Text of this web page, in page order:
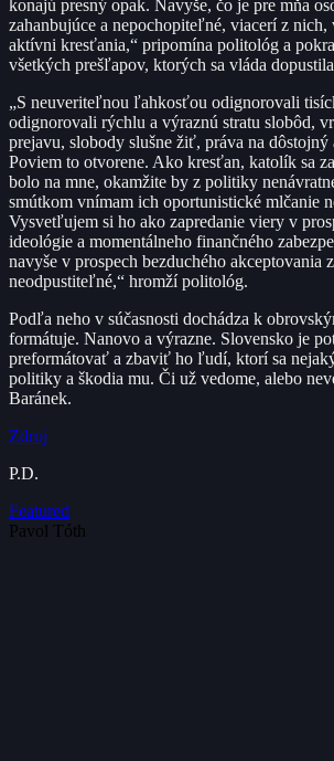
konajú presný opak. Navyše, čo je pre mňa
zahanbujúce a nepochopiteľné, viacerí z nich,
aktívni kresťania,“ pripomína politológ a
všetkých prešľapov, ktorých sa vláda
„S neuveriteľnou ľahkosťou odignorovali
odignorovali rýchlu a výraznú stratu slobôd,
prejavu, slobody slušne žiť, práva na
Poviem to otvorene. Ako kresťan, katolík sa
bolo na mne, okamžite by z politiky
smútkom vnímam ich oportunistické mlčanie
Vysvetľujem si ho ako zapredanie viery v
ideológie a momentálneho finančného
navyše v prospech bezduchého akceptovania
neodpustiteľné,“ hromží politológ.
Podľa neho v súčasnosti dochádza k
formátuje. Nanovo a výrazne. Slovensko je
preformátovať a zbaviť ho ľudí, ktorí sa
politiky a škodia mu. Či už vedome, alebo
Baránek.
Zdroj
P.D.
Featured
Pavol Tóth